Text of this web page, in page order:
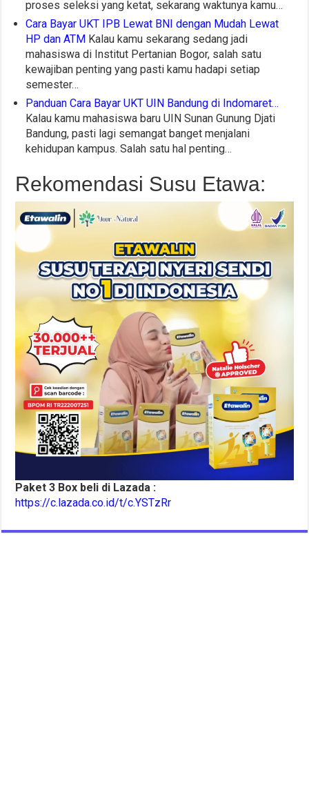
proses seleksi yang ketat, sekarang waktunya kamu…
Cara Bayar UKT IPB Lewat BNI dengan Mudah Lewat
HP dan ATM Kalau kamu sekarang sedang jadi
mahasiswa di Institut Pertanian Bogor, salah satu
kewajiban penting yang pasti kamu hadapi setiap
semester…
Panduan Cara Bayar UKT UIN Bandung di Indomaret…
Kalau kamu mahasiswa baru UIN Sunan Gunung Djati
Bandung, pasti lagi semangat banget menjalani
kehidupan kampus. Salah satu hal penting…
Rekomendasi Susu Etawa:
Paket 3 Box beli di Lazada :
https://c.lazada.co.id/t/c.YSTzRr